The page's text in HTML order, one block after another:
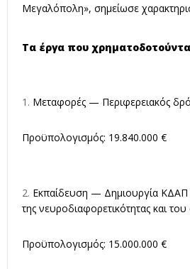
Μεγαλόπολη», σημείωσε
Τα έργα που
Μεταφορές — Περιφερειακός
Προϋπολογισμός: 19.840.000 €
Εκπαίδευση — Δημιουργία ΚΔΑΠ
της νευροδιαφορετικότητας και
Προϋπολογισμός: 15.000.000 €